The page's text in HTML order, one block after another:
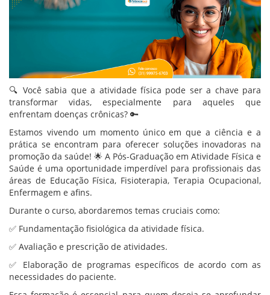
🔍 Você sabia que a atividade física pode ser a chave para
transformar vidas, especialmente para aqueles que
enfrentam doenças crônicas? 🔑
Estamos vivendo um momento único em que a ciência e a
prática se encontram para oferecer soluções inovadoras na
promoção da saúde! 🌟 A Pós-Graduação em Atividade Física e
Saúde é uma oportunidade imperdível para profissionais das
áreas de Educação Física, Fisioterapia, Terapia Ocupacional,
Enfermagem e afins.
Durante o curso, abordaremos temas cruciais como:
✅ Fundamentação fisiológica da atividade física.
✅ Avaliação e prescrição de atividades.
✅ Elaboração de programas específicos de acordo com as
necessidades do paciente.